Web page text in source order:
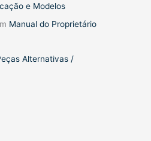
e Modelos
Manual do Proprietário
Alternativas /